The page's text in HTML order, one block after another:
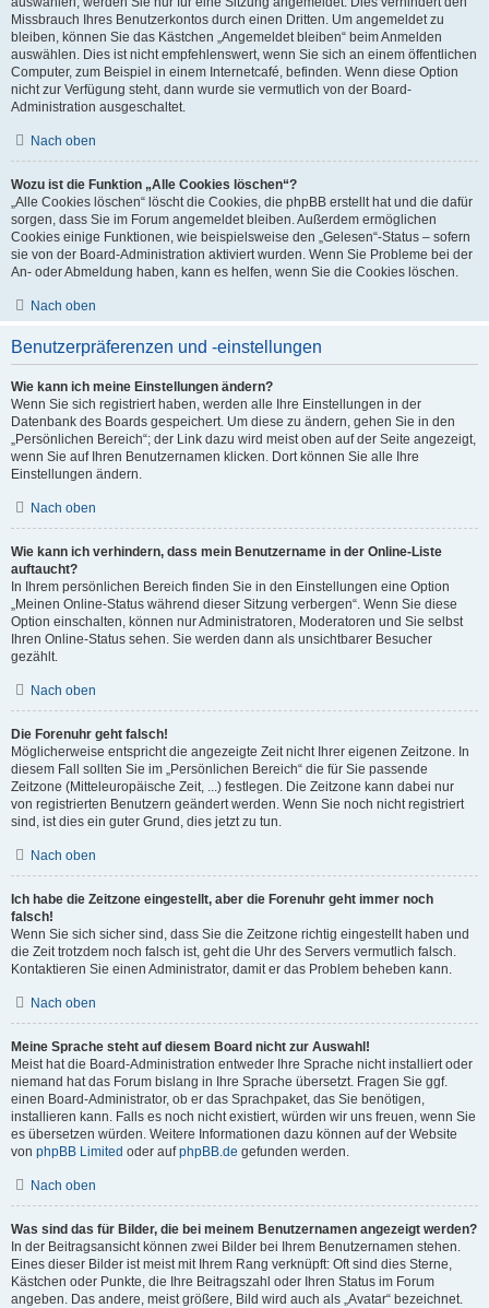
Missbrauch Ihres Benutzerkontos durch einen Dritten. Um angemeldet zu
bleiben, können Sie das Kästchen „Angemeldet bleiben“ beim Anmelden
auswählen. Dies ist nicht empfehlenswert, wenn Sie sich an einem öffentlichen
Computer, zum Beispiel in einem Internetcafé, befinden. Wenn diese Option
nicht zur Verfügung steht, dann wurde sie vermutlich von der Board-
Administration ausgeschaltet.
Nach oben
Wozu ist die Funktion „Alle Cookies löschen“?
„Alle Cookies löschen“ löscht die Cookies, die phpBB erstellt hat und die dafür
sorgen, dass Sie im Forum angemeldet bleiben. Außerdem ermöglichen
Cookies einige Funktionen, wie beispielsweise den „Gelesen“-Status – sofern
sie von der Board-Administration aktiviert wurden. Wenn Sie Probleme bei der
An- oder Abmeldung haben, kann es helfen, wenn Sie die Cookies löschen.
Nach oben
Benutzerpräferenzen und -einstellungen
Wie kann ich meine Einstellungen ändern?
Wenn Sie sich registriert haben, werden alle Ihre Einstellungen in der
Datenbank des Boards gespeichert. Um diese zu ändern, gehen Sie in den
„Persönlichen Bereich“; der Link dazu wird meist oben auf der Seite angezeigt,
wenn Sie auf Ihren Benutzernamen klicken. Dort können Sie alle Ihre
Einstellungen ändern.
Nach oben
Wie kann ich verhindern, dass mein Benutzername in der Online-Liste
auftaucht?
In Ihrem persönlichen Bereich finden Sie in den Einstellungen eine Option
„Meinen Online-Status während dieser Sitzung verbergen“. Wenn Sie diese
Option einschalten, können nur Administratoren, Moderatoren und Sie selbst
Ihren Online-Status sehen. Sie werden dann als unsichtbarer Besucher
gezählt.
Nach oben
Die Forenuhr geht falsch!
Möglicherweise entspricht die angezeigte Zeit nicht Ihrer eigenen Zeitzone. In
diesem Fall sollten Sie im „Persönlichen Bereich“ die für Sie passende
Zeitzone (Mitteleuropäische Zeit, ...) festlegen. Die Zeitzone kann dabei nur
von registrierten Benutzern geändert werden. Wenn Sie noch nicht registriert
sind, ist dies ein guter Grund, dies jetzt zu tun.
Nach oben
Ich habe die Zeitzone eingestellt, aber die Forenuhr geht immer noch
falsch!
Wenn Sie sich sicher sind, dass Sie die Zeitzone richtig eingestellt haben und
die Zeit trotzdem noch falsch ist, geht die Uhr des Servers vermutlich falsch.
Kontaktieren Sie einen Administrator, damit er das Problem beheben kann.
Nach oben
Meine Sprache steht auf diesem Board nicht zur Auswahl!
Meist hat die Board-Administration entweder Ihre Sprache nicht installiert oder
niemand hat das Forum bislang in Ihre Sprache übersetzt. Fragen Sie ggf.
einen Board-Administrator, ob er das Sprachpaket, das Sie benötigen,
installieren kann. Falls es noch nicht existiert, würden wir uns freuen, wenn Sie
es übersetzen würden. Weitere Informationen dazu können auf der Website
von phpBB Limited oder aufphpBB.de gefunden werden.
Nach oben
Was sind das für Bilder, die bei meinem Benutzernamen angezeigt werden?
In der Beitragsansicht können zwei Bilder bei Ihrem Benutzernamen stehen.
Eines dieser Bilder ist meist mit Ihrem Rang verknüpft: Oft sind dies Sterne,
Kästchen oder Punkte, die Ihre Beitragszahl oder Ihren Status im Forum
angeben. Das andere, meist größere, Bild wird auch als „Avatar“ bezeichnet.